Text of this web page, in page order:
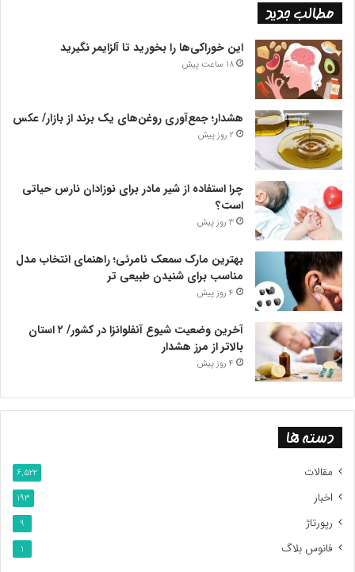
مطالب جدید
این خوراکی‌ها را بخورید تا آلزایمر نگیرید
18 ساعت پیش
هشدار؛ جمع‌آوری روغن‌های یک برند از بازار/ عکس
2 روز پیش
چرا استفاده از شیر مادر برای نوزادان نارس حیاتی
است؟
3 روز پیش
بهترین مارک سمعک نامرئی؛ راهنمای انتخاب مدل
مناسب برای شنیدن طبیعی تر
4 روز پیش
آخرین وضعیت شیوع آنفلوانزا در کشور/ ۲ استان
بالاتر از مرز هشدار
4 روز پیش
دسته ها
مقالات 6,522
اخبار 193
رپورتاژ 9
فانوس بلاگ 1